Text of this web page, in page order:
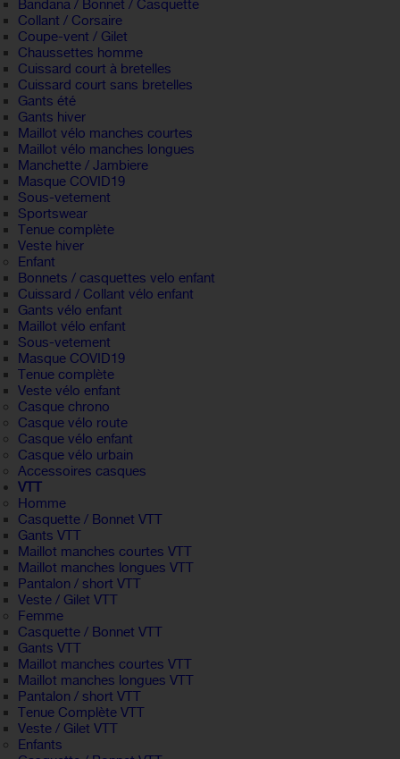
Bandana / Bonnet / Casquette
Collant / Corsaire
Coupe-vent / Gilet
Chaussettes homme
Cuissard court à bretelles
Cuissard court sans bretelles
Gants été
Gants hiver
Maillot vélo manches courtes
Maillot vélo manches longues
Manchette / Jambiere
Masque COVID19
Sous-vetement
Sportswear
Tenue complète
Veste hiver
Enfant
Bonnets / casquettes velo enfant
Cuissard / Collant vélo enfant
Gants vélo enfant
Maillot vélo enfant
Sous-vetement
Masque COVID19
Tenue complète
Veste vélo enfant
Casque chrono
Casque vélo route
Casque vélo enfant
Casque vélo urbain
Accessoires casques
VTT
Homme
Casquette / Bonnet VTT
Gants VTT
Maillot manches courtes VTT
Maillot manches longues VTT
Pantalon / short VTT
Veste / Gilet VTT
Femme
Casquette / Bonnet VTT
Gants VTT
Maillot manches courtes VTT
Maillot manches longues VTT
Pantalon / short VTT
Tenue Complète VTT
Veste / Gilet VTT
Enfants